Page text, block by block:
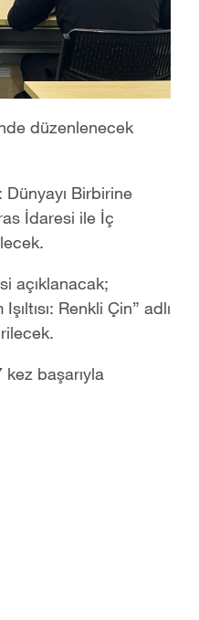
düzenlenecek
Dünyayı Birbirine
İdaresi ile İç
açıklanacak;
Işıltısı: Renkli Çin” adlı
kez başarıyla